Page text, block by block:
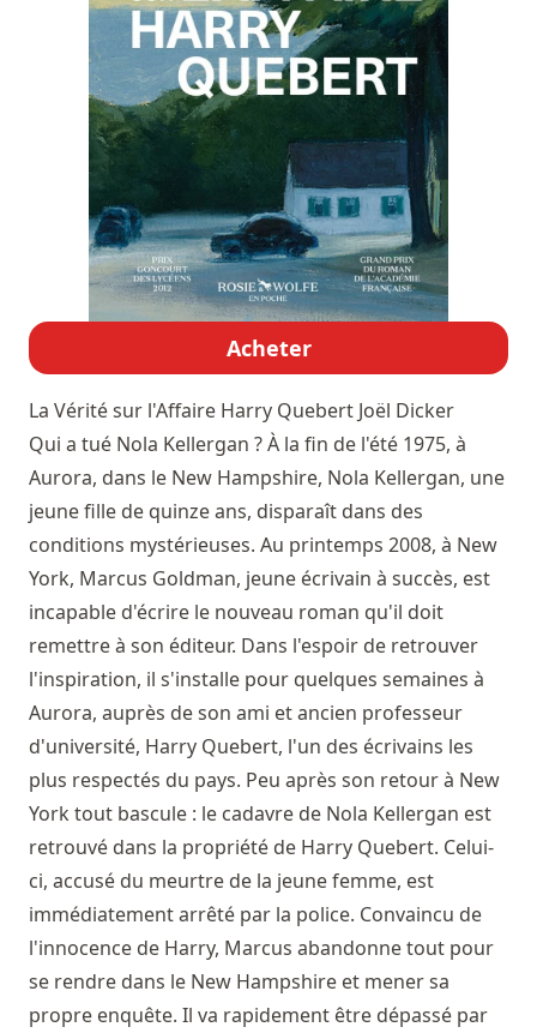
Acheter
La Vérité sur l'Affaire Harry Quebert Joël Dicker
Qui a tué Nola Kellergan ? À la fin de l'été 1975, à
Aurora, dans le New Hampshire, Nola Kellergan, une
jeune fille de quinze ans, disparaît dans des
conditions mystérieuses. Au printemps 2008, à New
York, Marcus Goldman, jeune écrivain à succès, est
incapable d'écrire le nouveau roman qu'il doit
remettre à son éditeur. Dans l'espoir de retrouver
l'inspiration, il s'installe pour quelques semaines à
Aurora, auprès de son ami et ancien professeur
d'université, Harry Quebert, l'un des écrivains les
plus respectés du pays. Peu après son retour à New
York tout bascule : le cadavre de Nola Kellergan est
retrouvé dans la propriété de Harry Quebert. Celui-
ci, accusé du meurtre de la jeune femme, est
immédiatement arrêté par la police. Convaincu de
l'innocence de Harry, Marcus abandonne tout pour
se rendre dans le New Hampshire et mener sa
propre enquête. Il va rapidement être dépassé par